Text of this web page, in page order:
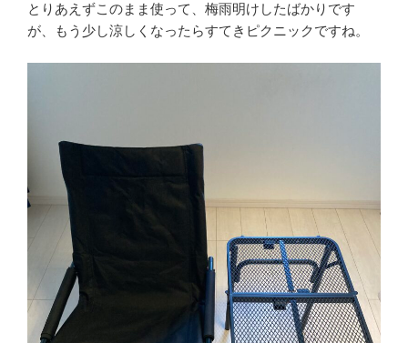
とりあえずこのまま使って、梅雨明けしたばかりです
が、もう少し涼しくなったらすてきピクニックですね。